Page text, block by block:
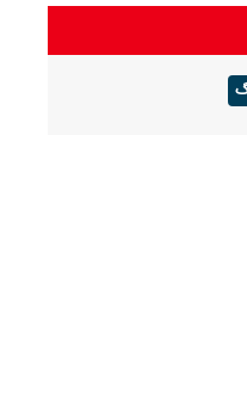
/ پیامک سهمیه جنگی
شده مشخص می شود/